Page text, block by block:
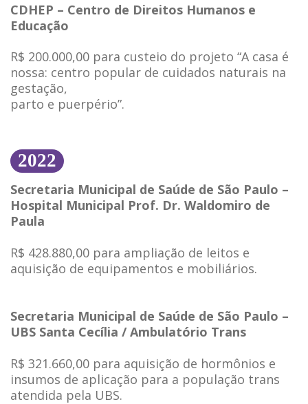
CDHEP – Centro de Direitos Humanos e
Educação
R$ 200.000,00 para custeio do projeto “A casa é
nossa: centro popular de cuidados naturais na
gestação,
parto e puerpério”.
2022
Secretaria Municipal de Saúde de São Paulo –
Hospital Municipal Prof. Dr. Waldomiro de
Paula
R$ 428.880,00 para ampliação de leitos e
aquisição de equipamentos e mobiliários.
Secretaria Municipal de Saúde de São Paulo –
UBS Santa Cecília / Ambulatório Trans
R$ 321.660,00 para aquisição de hormônios e
insumos de aplicação para a população trans
atendida pela UBS.